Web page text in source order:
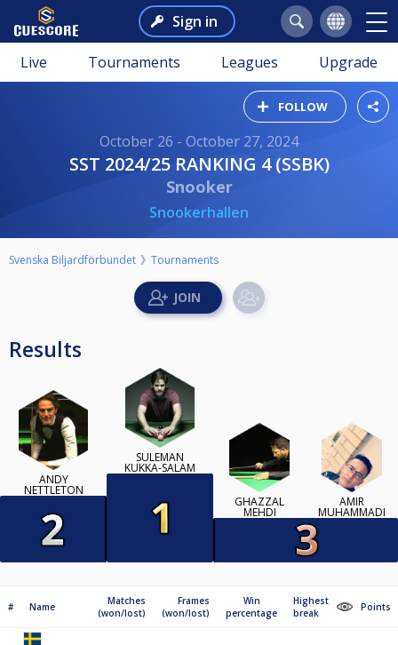
Sign in
Live Tournaments Leagues Upgrade
FOLLOW
October 26 - October 27, 2024
SST 2024/25 RANKING 4 (SSBK)
Snooker
Snookerhallen
Svenska Biljardförbundet Tournaments
Results
ANDY
NETTLETON
SULEMAN
KUKKA-SALAM
GHAZZAL
MEHDI
AMIR
MUHAMMADI
# Name
Matches
(won/lost)
Frames
(won/lost)
Win
percentage
Highest
break
Points